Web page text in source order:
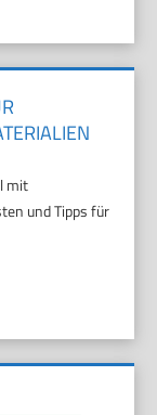
mit
und Tipps für